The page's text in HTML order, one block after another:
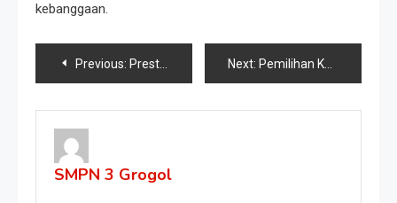
kebanggaan.
Previous: Prestasi Tim Futsal SMPN 3 Grogol pada Smadela Cup Futsal 2025 Next: Pemilihan Ketua OSIS SMPN 3 Grogol: Wujud Demokrasi Pelajar di Sekolah
SMPN 3 Grogol